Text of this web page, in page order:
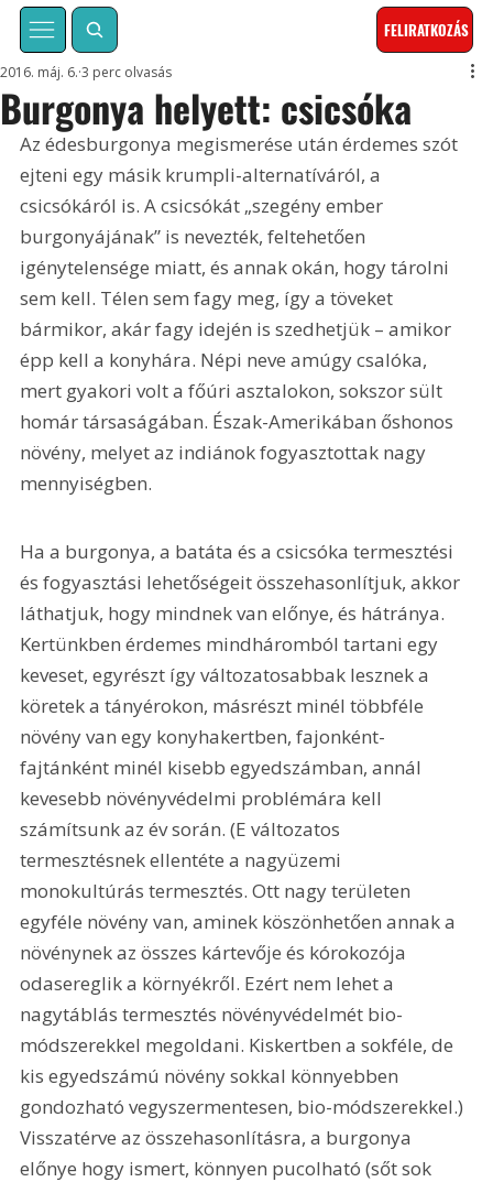
FELIRATKOZÁS
Burgonya helyett: csicsóka
2016. máj. 6. 3 perc olvasás
Az édesburgonya megismerése után érdemes szót
ejteni egy másik krumpli-alternatíváról, a
csicsókáról is. A csicsókát „szegény ember
burgonyájának” is nevezték, feltehetően
igénytelensége miatt, és annak okán, hogy tárolni
sem kell. Télen sem fagy meg, így a töveket
bármikor, akár fagy idején is szedhetjük – amikor
épp kell a konyhára. Népi neve amúgy csalóka,
mert gyakori volt a főúri asztalokon, sokszor sült
homár társaságában. Észak-Amerikában őshonos
növény, melyet az indiánok fogyasztottak nagy
mennyiségben.
Ha a burgonya, a batáta és a csicsóka termesztési
és fogyasztási lehetőségeit összehasonlítjuk, akkor
láthatjuk, hogy mindnek van előnye, és hátránya.
Kertünkben érdemes mindháromból tartani egy
keveset, egyrészt így változatosabbak lesznek a
köretek a tányérokon, másrészt minél többféle
növény van egy konyhakertben, fajonként-
fajtánként minél kisebb egyedszámban, annál
kevesebb növényvédelmi problémára kell
számítsunk az év során. (E változatos
termesztésnek ellentéte a nagyüzemi
monokultúrás termesztés. Ott nagy területen
egyféle növény van, aminek köszönhetően annak a
növénynek az összes kártevője és kórokozója
odasereglik a környékről. Ezért nem lehet a
nagytáblás termesztés növényvédelmét bio-
módszerekkel megoldani. Kiskertben a sokféle, de
kis egyedszámú növény sokkal könnyebben
gondozható vegyszermentesen, bio-módszerekkel.)
Visszatérve az összehasonlításra, a burgonya
előnye hogy ismert, könnyen pucolható (sőt sok